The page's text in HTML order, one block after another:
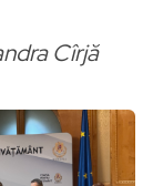
Cîrjă